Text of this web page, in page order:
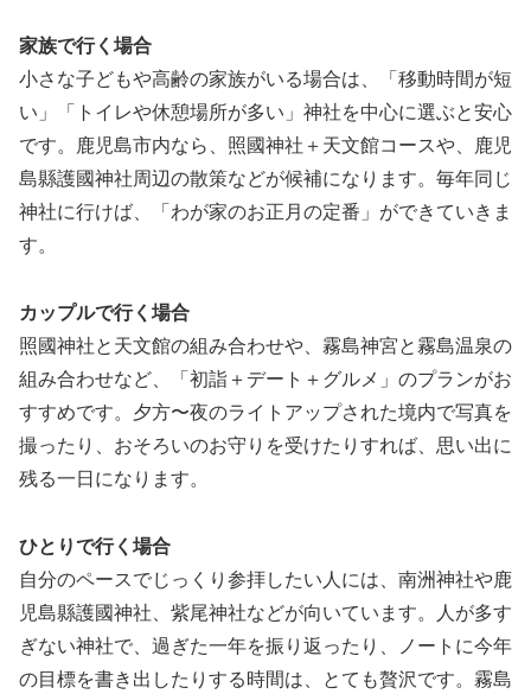
家族で行く場合
小さな子どもや高齢の家族がいる場合は、「移動時間が短
い」「トイレや休憩場所が多い」神社を中心に選ぶと安心
です。鹿児島市内なら、照國神社＋天文館コースや、鹿児
島縣護國神社周辺の散策などが候補になります。毎年同じ
神社に行けば、「わが家のお正月の定番」ができていきま
す。
カップルで行く場合
照國神社と天文館の組み合わせや、霧島神宮と霧島温泉の
組み合わせなど、「初詣＋デート＋グルメ」のプランがお
すすめです。夕方〜夜のライトアップされた境内で写真を
撮ったり、おそろいのお守りを受けたりすれば、思い出に
残る一日になります。
ひとりで行く場合
自分のペースでじっくり参拝したい人には、南洲神社や鹿
児島縣護國神社、紫尾神社などが向いています。人が多す
ぎない神社で、過ぎた一年を振り返ったり、ノートに今年
の目標を書き出したりする時間は、とても贅沢です。霧島